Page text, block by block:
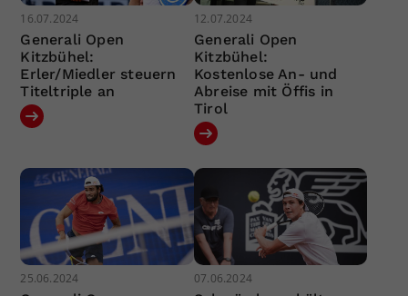
16.07.2024
Generali Open
Kitzbühel:
Erler/Miedler steuern
Titeltriple an
12.07.2024
Generali Open
Kitzbühel:
Kostenlose An- und
Abreise mit Öffis in
Tirol
25.06.2024 07.06.2024